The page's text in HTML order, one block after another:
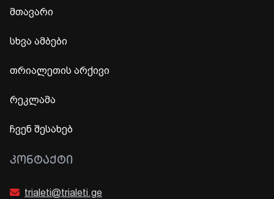
მთავარი
სხვა ამბები
თრიალეთის არქივი
რეკლამა
ჩვენ შესახებ
ᲙᲝᲜᲢᲐᲥᲢᲘ
trialeti@trialeti.ge